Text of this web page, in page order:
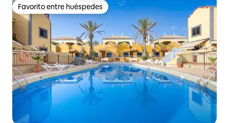
Favorito entre huéspedes
Favorito entre huéspedes